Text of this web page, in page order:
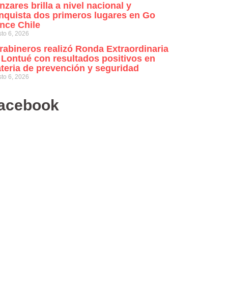
brilla a nivel nacional y
dos primeros lugares en Go
Chile
6, 2026
realizó Ronda Extraordinaria
con resultados positivos en
de prevención y seguridad
6, 2026